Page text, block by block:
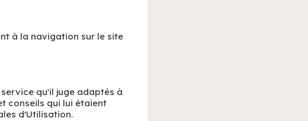
à la navigation sur le site
qu'il juge adaptés à
conseils qui lui étaient
d'Utilisation.